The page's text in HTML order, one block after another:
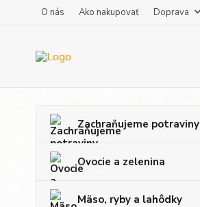
O nás Ako nakupovať Doprava
Zachraňujeme potraviny
Ovocie a zelenina
Mäso, ryby a lahôdky